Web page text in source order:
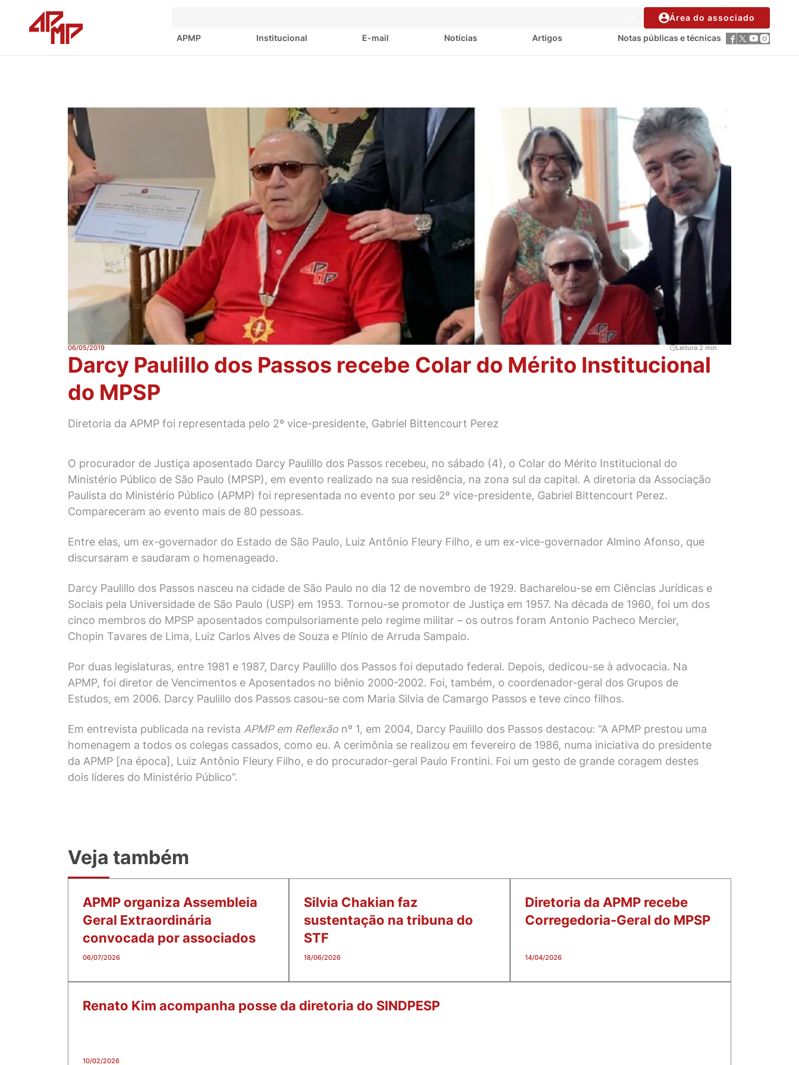
Área do associado
APMP
Institucional E-mail Notícias Artigos Notas públicas e técnicas
06/05/2019 Leitura 2 min
Darcy Paulillo dos Passos recebe Colar do Mérito Institucional
do MPSP
Diretoria da APMP foi representada pelo 2º vice-presidente, Gabriel Bittencourt Perez
O procurador de Justiça aposentado Darcy Paulillo dos Passos recebeu, no sábado (4), o Colar do Mérito Institucional do
Ministério Público de São Paulo (MPSP), em evento realizado na sua residência, na zona sul da capital. A diretoria da Associação
Paulista do Ministério Público (APMP) foi representada no evento por seu 2º vice-presidente, Gabriel Bittencourt Perez.
Compareceram ao evento mais de 80 pessoas.
Entre elas, um ex-governador do Estado de São Paulo, Luiz Antônio Fleury Filho, e um ex-vice-governador Almino Afonso, que
discursaram e saudaram o homenageado.
Darcy Paulillo dos Passos nasceu na cidade de São Paulo no dia 12 de novembro de 1929. Bacharelou-se em Ciências Jurídicas e
Sociais pela Universidade de São Paulo (USP) em 1953. Tornou-se promotor de Justiça em 1957. Na década de 1960, foi um dos
cinco membros do MPSP aposentados compulsoriamente pelo regime militar – os outros foram Antonio Pacheco Mercier,
Chopin Tavares de Lima, Luiz Carlos Alves de Souza e Plínio de Arruda Sampaio.
Por duas legislaturas, entre 1981 e 1987, Darcy Paulillo dos Passos foi deputado federal. Depois, dedicou-se à advocacia. Na
APMP, foi diretor de Vencimentos e Aposentados no biênio 2000-2002. Foi, também, o coordenador-geral dos Grupos de
Estudos, em 2006. Darcy Paulillo dos Passos casou-se com Maria Silvia de Camargo Passos e teve cinco filhos.
Em entrevista publicada na revista APMP em Reflexãonº 1, em 2004, Darcy Paulillo dos Passos destacou: “A APMP prestou uma
homenagem a todos os colegas cassados, como eu. A cerimônia se realizou em fevereiro de 1986, numa iniciativa do presidente
da APMP [na época], Luiz Antônio Fleury Filho, e do procurador-geral Paulo Frontini. Foi um gesto de grande coragem destes
dois líderes do Ministério Público”.
Veja também
APMP organiza Assembleia
Geral Extraordinária
convocada por associados
06/07/2026
Silvia Chakian faz
sustentação na tribuna do
STF
18/06/2026
Diretoria da APMP recebe
Corregedoria-Geral do MPSP
14/04/2026
Renato Kim acompanha posse da diretoria do SINDPESP
10/02/2026